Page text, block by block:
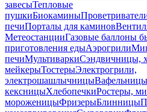
завесыТепловые
пушкиБиокамины
печиПорталы для каминов
МетеостанцииГазовые баллоны
приготовления едыАэрогрили
печиМультиваркиСэндвичницы,
мейкерыТостерыЭлектрогрили,
электрошашлычницы
кексницыХлебопечкиРостеры,
мороженицыФризерыБлинницы